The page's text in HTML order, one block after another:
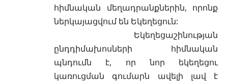
հիմնական մեղադրանքներին, որոնք
ներկայացվում են Եկեղեցուն:
Եկեղեցաշինության
ընդդիմախոսների հիմնական
պնդումն է, որ նոր եկեղեցու
կառուցման գումարն ավելի լավ է